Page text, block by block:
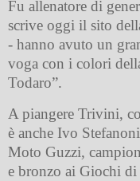
Fu allenatore di
scrive oggi il sito
- hanno avuto un
voga con i colori
Todaro”.
A piangere Trivini,
è anche Ivo
Moto Guzzi,
e bronzo ai Giochi di